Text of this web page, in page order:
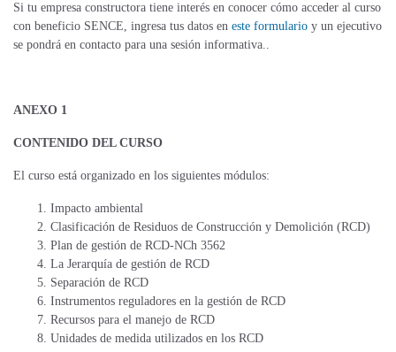
Si tu empresa constructora tiene interés en conocer cómo acceder al curso
con beneficio SENCE, ingresa tus datos en este formulario y un ejecutivo
se pondrá en contacto para una sesión informativa..
ANEXO 1
CONTENIDO DEL CURSO
El curso está organizado en los siguientes módulos:
Impacto ambiental
Clasificación de Residuos de Construcción y Demolición (RCD)
Plan de gestión de RCD-NCh 3562
La Jerarquía de gestión de RCD
Separación de RCD
Instrumentos reguladores en la gestión de RCD
Recursos para el manejo de RCD
Unidades de medida utilizados en los RCD